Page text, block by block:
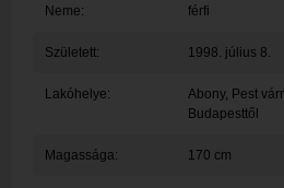
Neme: férfi
Született: 1998. július 8.
Lakóhelye: Abony, Pest
Budapesttől
Magassága: 170 cm